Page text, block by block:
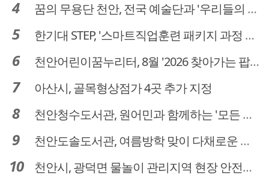
꿈의 무용단 천안, 전국 예술단과 '우리들의 하모니' 선보여
한기대 STEP, '스마트직업훈련 패키지 과정 3기' 모집
천안어린이꿈누리터, 8월 '2026 찾아가는 팝업놀이터' 운영
아산시, 골목형상점가 4곳 추가 지정
천안청수도서관, 원어민과 함께하는 '모든 영어 모든 독서' 운영
천안도솔도서관, 여름방학 맞이 다채로운 독서문화 프로그램 운영
천안시, 광덕면 물놀이 관리지역 현장 안전점검 실시